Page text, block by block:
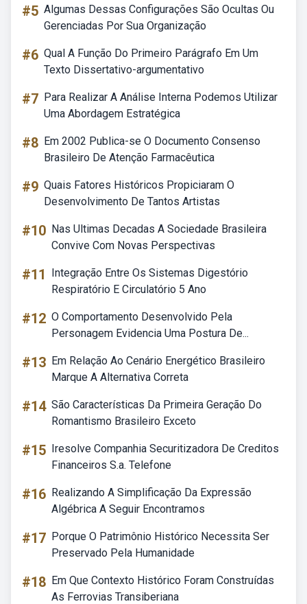
#5 Algumas Dessas Configurações São Ocultas Ou
Gerenciadas Por Sua Organização
#6 Qual A Função Do Primeiro Parágrafo Em Um
Texto Dissertativo-argumentativo
#7 Para Realizar A Análise Interna Podemos Utilizar
Uma Abordagem Estratégica
#8 Em 2002 Publica-se O Documento Consenso
Brasileiro De Atenção Farmacêutica
#9 Quais Fatores Históricos Propiciaram O
Desenvolvimento De Tantos Artistas
#10 Nas Ultimas Decadas A Sociedade Brasileira
Convive Com Novas Perspectivas
#11
Integração Entre Os Sistemas Digestório
Respiratório E Circulatório 5 Ano
#12 O Comportamento Desenvolvido Pela
Personagem Evidencia Uma Postura De...
#13 Em Relação Ao Cenário Energético Brasileiro
Marque A Alternativa Correta
#14 São Características Da Primeira Geração Do
Romantismo Brasileiro Exceto
#15 Iresolve Companhia Securitizadora De Creditos
Financeiros S.a. Telefone
#16 Realizando A Simplificação Da Expressão
Algébrica A Seguir Encontramos
#17 Porque O Patrimônio Histórico Necessita Ser
Preservado Pela Humanidade
#18 Em Que Contexto Histórico Foram Construídas
As Ferrovias Transiberiana